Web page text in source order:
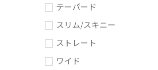
テーパード
スリム/スキニー
ストレート
ワイド